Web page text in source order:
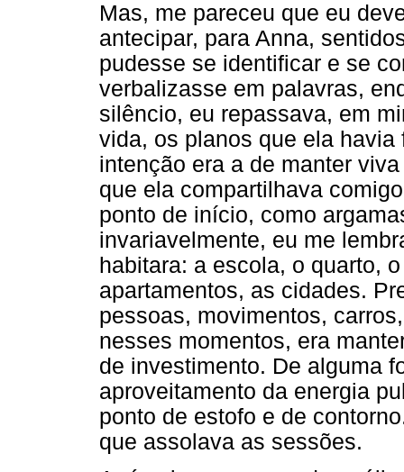
Mas, me pareceu que eu
antecipar, para Anna,
pudesse se identificar e se
verbalizasse em palavras,
silêncio, eu repassava, em
vida, os planos que ela
intenção era a de manter
que ela compartilhava
ponto de início, como
invariavelmente, eu me
habitara: a escola, o quarto,
apartamentos, as cidades.
pessoas, movimentos,
nesses momentos, era
de investimento. De alguma
aproveitamento da energia
ponto de estofo e de
que assolava as sessões.